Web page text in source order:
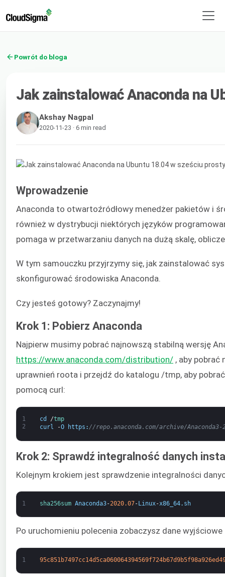
Powrót do bloga
Jak zainstalować Anaconda na
Akshay Nagpal
2020-11-23 · 6 min read
Wprowadzenie
Anaconda to otwartoźródłowy menedżer pakietów i
również w dystrybucji niektórych języków
pomaga w przetwarzaniu danych na dużą skalę,
W tym samouczku przyjrzymy się, jak zainstalować
skonfigurować środowiska Anaconda.
Czy jesteś gotowy? Zaczynajmy!
Krok 1: Pobierz Anaconda
Najpierw musimy pobrać najnowszą stabilną wersję
https://www.anaconda.com/distribution/ , aby pobrać
uprawnień roota i przejdź do katalogu /tmp, aby
pomocą curl:
1
2
cd /tmp
curl
-O https : //repo.anaconda.com/archive/
Krok 2: Sprawdź integralność danych
Kolejnym krokiem jest sprawdzenie integralności
1 sha256sum Anaconda3-2020.07- Linux-x86_64. sh
Po uruchomieniu polecenia zobaczysz dane
1